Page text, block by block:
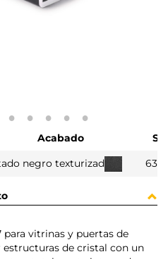
Acabado
negro texturizado
para vitrinas y puertas de
de cristal con un